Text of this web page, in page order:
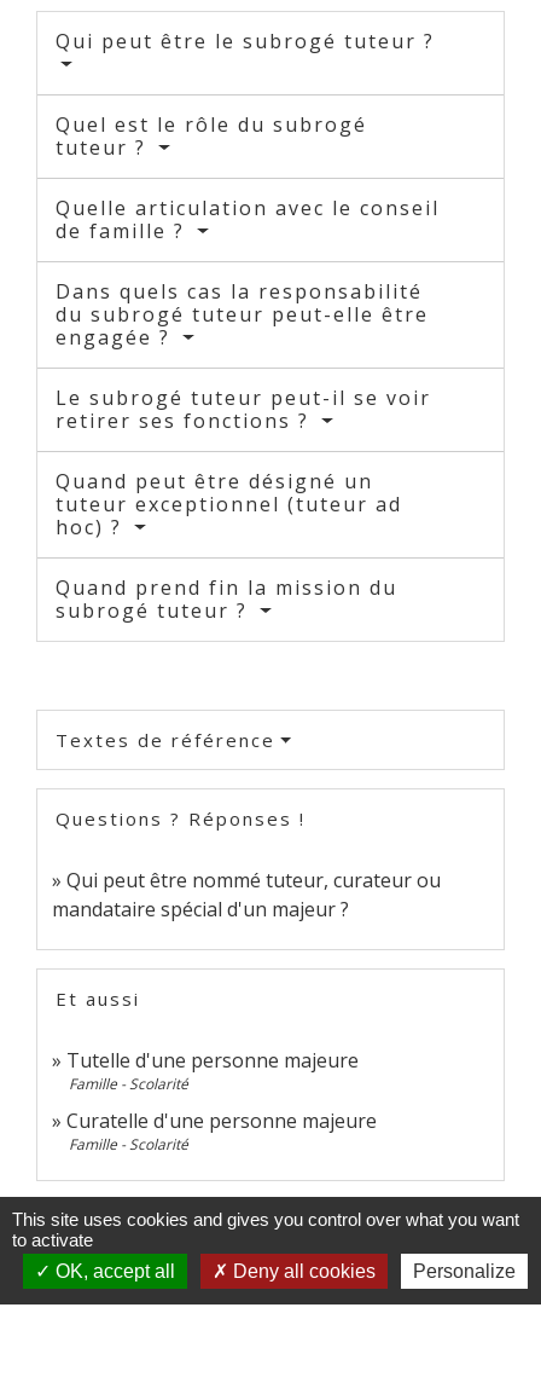
Qui peut être le subrogé tuteur ?
Quel est le rôle du subrogé
tuteur ?
Quelle articulation avec le conseil
de famille ?
Dans quels cas la responsabilité
du subrogé tuteur peut-elle être
engagée ?
Le subrogé tuteur peut-il se voir
retirer ses fonctions ?
Quand peut être désigné un
tuteur exceptionnel (tuteur ad
hoc) ?
Quand prend fin la mission du
subrogé tuteur ?
Textes de référence
Questions ? Réponses !
Qui peut être nommé tuteur, curateur ou
mandataire spécial d'un majeur ?
Et aussi
Tutelle d'une personne majeure
Famille - Scolarité
Curatelle d'une personne majeure
Famille - Scolarité
Signaler une erreur sur cette page
This site uses cookies and gives you control over what you want
to activate
OK, accept all
Deny all cookies Personalize